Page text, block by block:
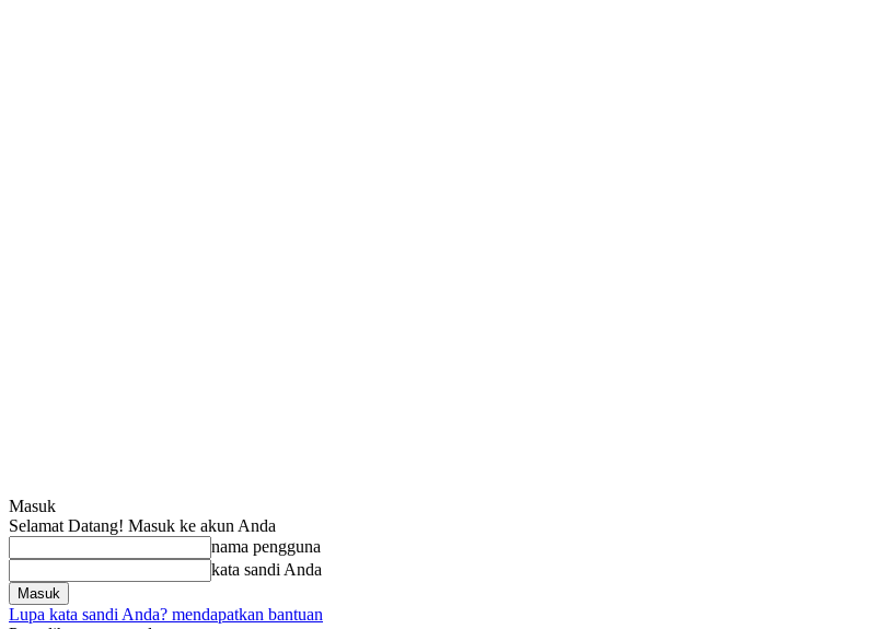
Masuk
Selamat Datang! Masuk ke akun Anda
nama pengguna
kata sandi Anda
Lupa kata sandi Anda? mendapatkan bantuan